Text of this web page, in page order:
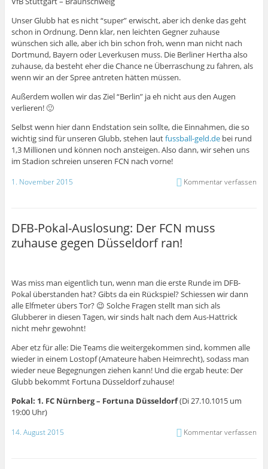
Unser Glubb hat es nicht “super” erwischt, aber ich denke das geht
schon in Ordnung. Denn klar, nen leichten Gegner zuhause
wünschen sich alle, aber ich bin schon froh, wenn man nicht nach
Dortmund, Bayern oder Leverkusen muss. Die Berliner Hertha also
zuhause, da besteht eher die Chance ne Überraschung zu fahren, als
wenn wir an der Spree antreten hätten müssen.
Außerdem wollen wir das Ziel “Berlin” ja eh nicht aus den Augen
verlieren! 🙂
Selbst wenn hier dann Endstation sein sollte, die Einnahmen, die so
wichtig sind für unseren Glubb, stehen lautfussball-geld.debei rund
1,3 Millionen und können noch ansteigen. Also dann, wir sehen uns
im Stadion schreien unseren FCN nach vorne!
1. November 2015 Kommentar verfassen
DFB-Pokal-Auslosung: Der FCN muss
zuhause gegen Düsseldorf ran!
Was miss man eigentlich tun, wenn man die erste Runde im DFB-
Pokal überstanden hat? Gibts da ein Rückspiel? Schiessen wir dann
alle Elfmeter übers Tor? 😉 Solche Fragen stellt man sich als
Glubberer in diesen Tagen, wir sinds halt nach dem Aus-Hattrick
nicht mehr gewohnt!
Aber etz für alle: Die Teams die weitergekommen sind, kommen alle
wieder in einem Lostopf (Amateure haben Heimrecht), sodass man
wieder neue Begegnungen ziehen kann! Und die ergab heute: Der
Glubb bekommt Fortuna Düsseldorf zuhause!
Pokal: 1. FC Nürnberg – Fortuna Düsseldorf(Di 27.10.1015 um
19:00 Uhr)
14. August 2015 Kommentar verfassen